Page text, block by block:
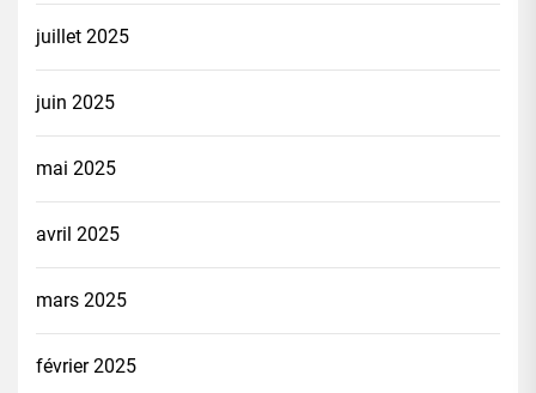
juillet 2025
juin 2025
mai 2025
avril 2025
mars 2025
février 2025